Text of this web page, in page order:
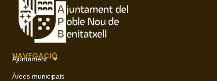
NAVEGACIÓ
Ajuntament
Àrees municipals